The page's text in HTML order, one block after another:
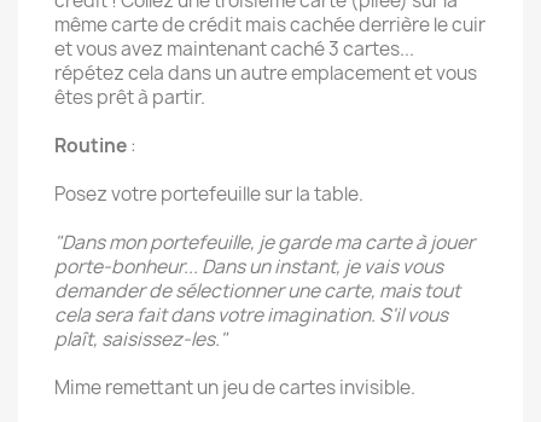
même carte de crédit mais cachée derrière le cuir
et vous avez maintenant caché 3 cartes...
répétez cela dans un autre emplacement et vous
êtes prêt à partir.
Routine:
Posez votre portefeuille sur la table.
"Dans mon portefeuille, je garde ma carte à jouer
porte-bonheur... Dans un instant, je vais vous
demander de sélectionner une carte, mais tout
cela sera fait dans votre imagination. S'il vous
plaît, saisissez-les."
Mime remettant un jeu de cartes invisible.